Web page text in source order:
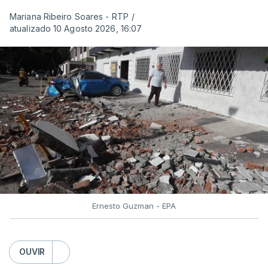
Mariana Ribeiro Soares - RTP /
atualizado 10 Agosto 2026, 16:07
Ernesto Guzman - EPA
OUVIR